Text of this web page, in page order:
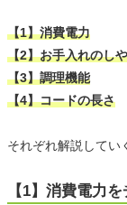
【1】消費電力
【2】お手入れのし
【3】調理機能
【4】コードの長さ
それぞれ解説してい
【1】消費電力